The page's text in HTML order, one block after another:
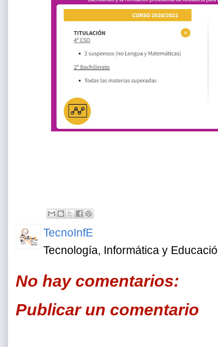
TecnoInfE
Tecnología, Informática y
No hay comentarios:
Publicar un comentario